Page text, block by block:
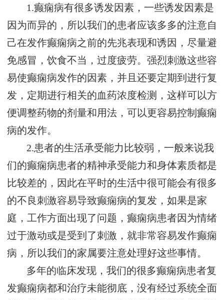
1.癫痫病有很多诱发因素，一些诱发因素是
因为而异的，所以我们的患者应该多多的注意自
己在发作癫痫病之前的先兆表现和诱因，尽量避
免感冒，饮食不当，过度疲劳。强烈刺激这些容
易使癫痫病发作的因素，并且还要定期到进行复
发，定期进行相关的血药浓度检测，这样可以方
便调整药物的剂量和用法，可以更容易控制癫痫
病的发作。
2.患者的生活承受能力比较弱，一般来说我
们的癫痫病患者的精神承受能力和身体素质都是
比较差的，因此在平时的生活中很可能会有很多
的不良刺激容易导致癫痫病的复发，如果是家
庭，工作方面出现了问题，癫痫病患者因为情绪
过于激动或是受到了刺激，就非常容易发作癫痫
病，所以我们的家属要注意处理好这些事情。
多年的临床发现，我们的很多癫痫病患者复
发癫痫病都和治疗未能彻底，没有经过系统全面